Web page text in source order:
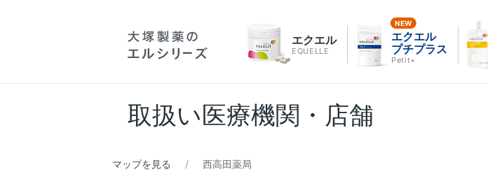
エクエル
EQUELLE
エクエル
プチプラス
Petit+
取扱い医療機関・店舗
マップを見る 西高田薬局